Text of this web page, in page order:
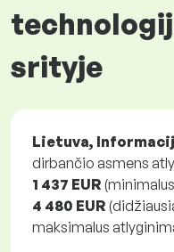
srityje
Lietuva,
dirbančio asmens
1 437 EUR
4 480 EUR
maksimalus